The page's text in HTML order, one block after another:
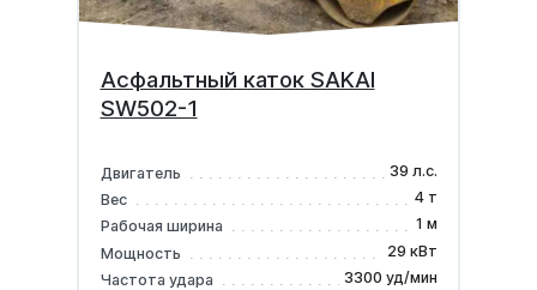
Асфальтный каток SAKAI
SW502-1
Двигатель
39 л.с.
Вес
4 т
Рабочая ширина
1 м
Мощность
29 кВт
Частота удара
3300 уд/мин